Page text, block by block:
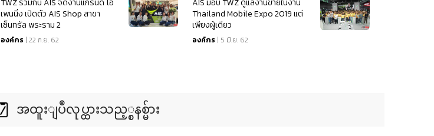
TWZ ร่วมกับ AIS จัดงานแกรนด์ โอ
เพนนิ่ง เปิดตัว AIS Shop สาขา
เซ็นทรัล พระราม 2
องค์กร | 22 ก.ย. 62
AIS มอบ TWZ ดูแลงานขายในงาน
Thailand Mobile Expo 2019 แต่
เพียงผู้เดียว
องค์กร | 5 มิ.ย. 62
အထူးျပဳလုပ္ထားသည့္စနစ္မ်ား